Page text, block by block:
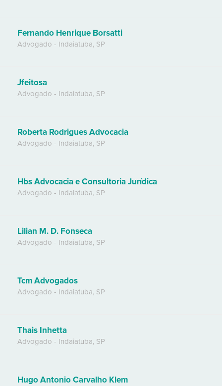
Fernando Henrique Borsatti
Advogado - Indaiatuba, SP
Jfeitosa
Advogado - Indaiatuba, SP
Roberta Rodrigues Advocacia
Advogado - Indaiatuba, SP
Hbs Advocacia e Consultoria Jurídica
Advogado - Indaiatuba, SP
Lilian M. D. Fonseca
Advogado - Indaiatuba, SP
Tcm Advogados
Advogado - Indaiatuba, SP
Thais Inhetta
Advogado - Indaiatuba, SP
Hugo Antonio Carvalho Klem